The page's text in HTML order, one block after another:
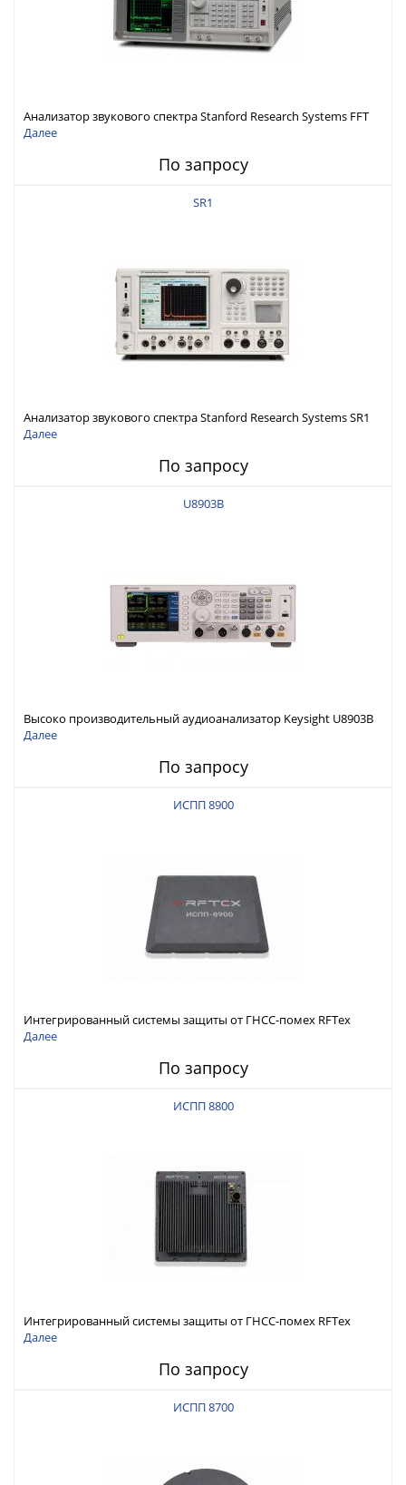
Анализатор звукового спектра Stanford Research Systems FFT
SR770
Далее
По запросу
SR1
Анализатор звукового спектра Stanford Research Systems SR1
Далее
По запросу
U8903B
Высоко производительный аудиоанализатор Keysight U8903B
Далее
По запросу
ИСПП 8900
Интегрированный системы защиты от ГНСС-помех RFТех
ИСПП 8900
Далее
По запросу
ИСПП 8800
Интегрированный системы защиты от ГНСС-помех RFТех
ИСПП 8800
Далее
По запросу
ИСПП 8700